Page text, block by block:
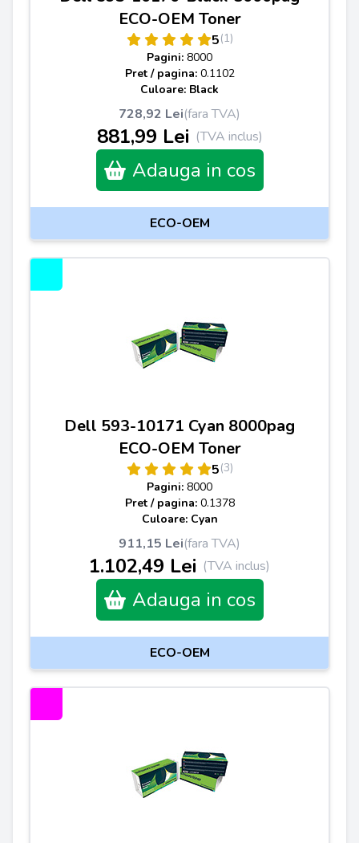
ECO-OEM Toner
5(1)
Pagini: 8000
Pret / pagina: 0.1102
Culoare: Black
728,92 Lei(fara TVA)
881,99 Lei (TVA inclus)
Adauga in cos
ECO-OEM
Dell 593-10171 Cyan 8000pag
ECO-OEM Toner
5(3)
Pagini: 8000
Pret / pagina: 0.1378
Culoare: Cyan
911,15 Lei(fara TVA)
1.102,49 Lei (TVA inclus)
Adauga in cos
ECO-OEM